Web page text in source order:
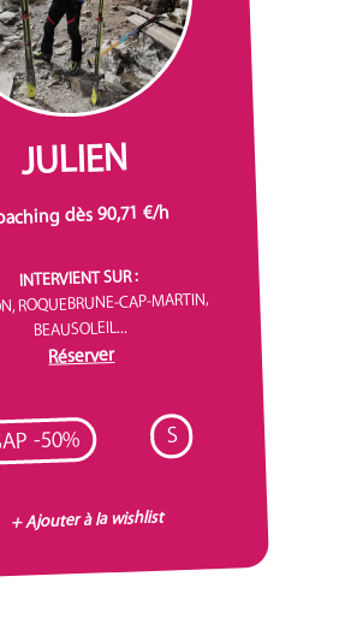
JULIEN
dès 90,71 €/h
INTERVIENT SUR :
ROQUEBRUNE-CAP-MARTIN,
BEAUSOLEIL...
Réserver
-50% S
+ Ajouter à la wishlist